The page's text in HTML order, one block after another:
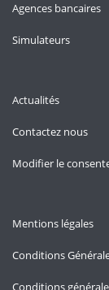
Agences bancaires
Simulateurs
Actualités
Contactez nous
Modifier le
Mentions légales
Conditions
Conditions